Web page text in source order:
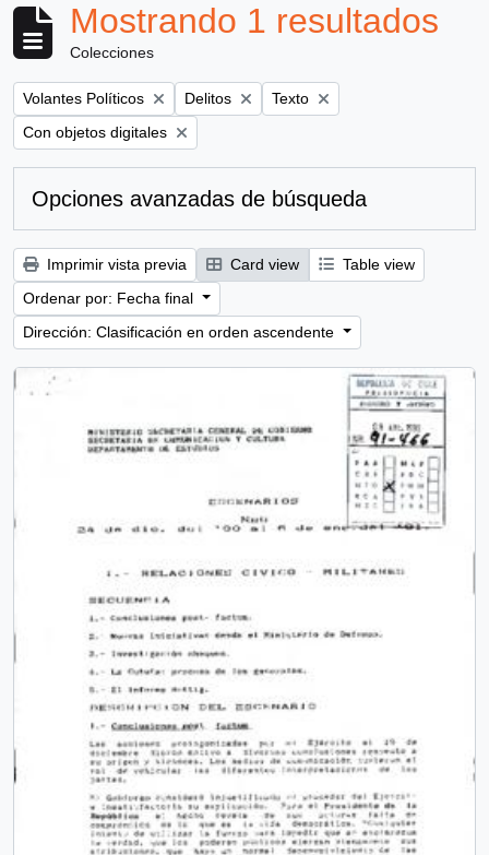
Mostrando 1 resultados
Colecciones
Remove filter:
Volantes Políticos Remove filter:
Delitos Remove filter:
Texto
Remove filter:
Con objetos digitales
Opciones avanzadas de búsqueda
Imprimir vista previa Card view
Table view
Ordenar por: Fecha final
Dirección: Clasificación en orden ascendente